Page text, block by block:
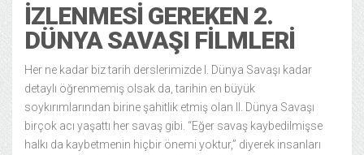
İZLENMESI GEREKEN 2.
DÜNYA SAVAŞI FILMLERI
Her ne kadar biz tarih derslerimizde I. Dünya Savaşı kadar
detaylı öğrenmemiş olsak da, tarihin en büyük
soykırımlarından birine şahitlik etmiş olan II. Dünya Savaşı
birçok acı yaşattı her savaş gibi. “Eğer savaş kaybedilmişse
halkı da kaybetmenin hiçbir önemi yoktur,” diyerek insanları